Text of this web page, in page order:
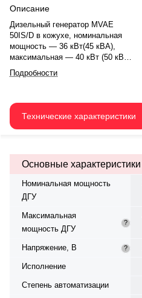
Описание
Дизельный генератор MVAE
50IS/D в кожухе, номинальная
мощность — 36 кВт(45 кВА),
максимальная — 40 кВт (50 кВА).
Двигатель IVECO N45 AM1A,
рядное, 4.0-цилиндровый, с
двигателя — 4.5 л. Система
охлаждения — жидкостная,
мин. Генератор синхронный, 3-
фазный, 230/400 В, 50 Гц, класс
Панель управления — —
Datakom 300, степень защиты
2400×900×1500 мм.
Производство: Турция, гарантия
моточасов.
Подробности
Технические характеристики
Основные характеристики
Номинальная мощность
ДГУ
Максимальная
мощность ДГУ
?
Напряжение, В ?
Исполнение
Степень автоматизации